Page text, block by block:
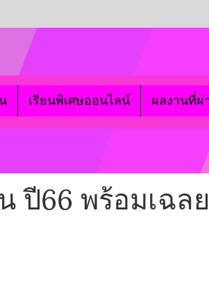
เรียนพิเศษออนไลน์ ผลงานที่ผ่
ปี66 พร้อมเฉล